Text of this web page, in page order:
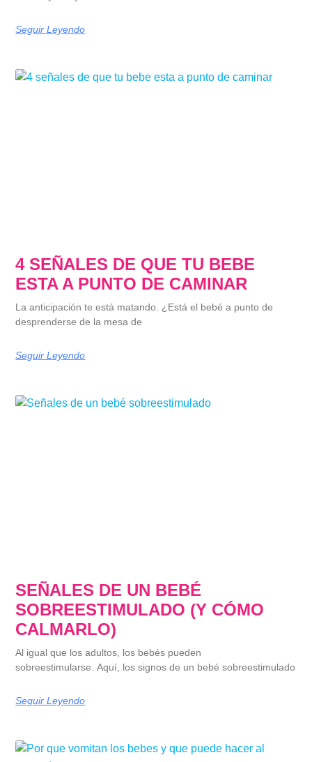
Seguir Leyendo
4 SEÑALES DE QUE TU BEBE
ESTA A PUNTO DE CAMINAR
La anticipación te está matando. ¿Está el bebé a punto de
desprenderse de la mesa de
Seguir Leyendo
SEÑALES DE UN BEBÉ
SOBREESTIMULADO (Y CÓMO
CALMARLO)
Al igual que los adultos, los bebés pueden
sobreestimularse. Aquí, los signos de un bebé sobreestimulado
Seguir Leyendo